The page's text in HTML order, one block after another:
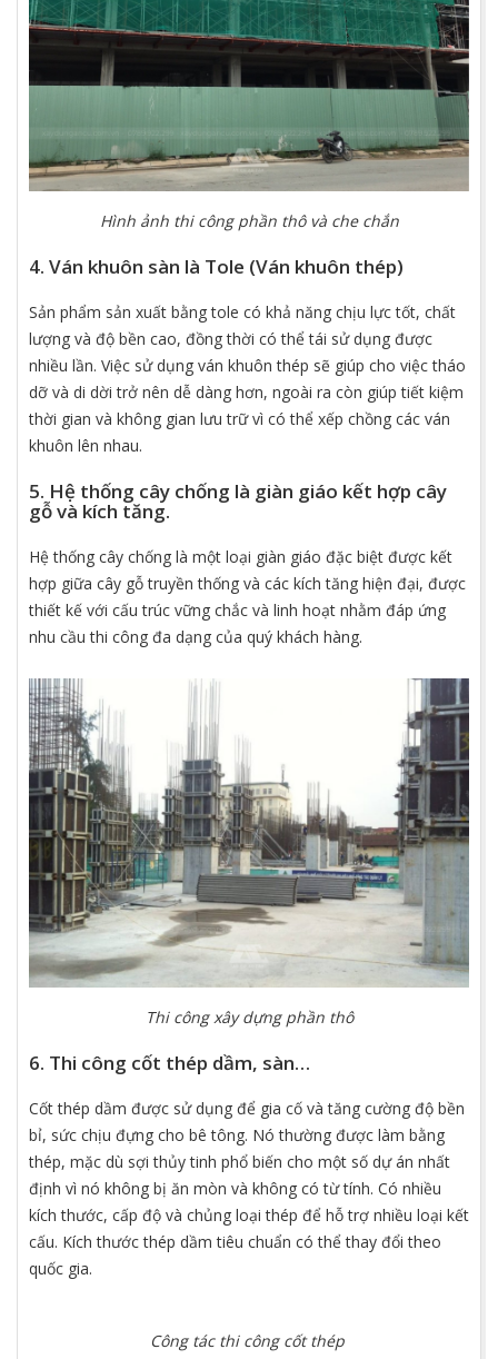
Hình ảnh thi công phần thô và che chắn
4. Ván khuôn sàn là Tole (Ván khuôn thép)
Sản phẩm sản xuất bằng tole có khả năng chịu lực tốt, chất
lượng và độ bền cao, đồng thời có thể tái sử dụng được
nhiều lần. Việc sử dụng ván khuôn thép sẽ giúp cho việc tháo
dỡ và di dời trở nên dễ dàng hơn, ngoài ra còn giúp tiết kiệm
thời gian và không gian lưu trữ vì có thể xếp chồng các ván
khuôn lên nhau.
5. Hệ thống cây chống là giàn giáo kết hợp cây
gỗ và kích tăng.
Hệ thống cây chống là một loại giàn giáo đặc biệt được kết
hợp giữa cây gỗ truyền thống và các kích tăng hiện đại, được
thiết kế với cấu trúc vững chắc và linh hoạt nhằm đáp ứng
nhu cầu thi công đa dạng của quý khách hàng.
Thi công xây dựng phần thô
6. Thi công cốt thép dầm, sàn…
Cốt thép dầm được sử dụng để gia cố và tăng cường độ bền
bỉ, sức chịu đựng cho bê tông. Nó thường được làm bằng
thép, mặc dù sợi thủy tinh phổ biến cho một số dự án nhất
định vì nó không bị ăn mòn và không có từ tính. Có nhiều
kích thước, cấp độ và chủng loại thép để hỗ trợ nhiều loại kết
cấu. Kích thước thép dầm tiêu chuẩn có thể thay đổi theo
quốc gia.